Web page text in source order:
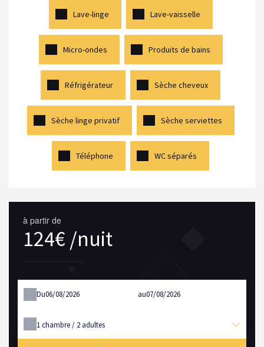
Lave-linge Lave-vaisselle
Micro-ondes Produits de bains
Réfrigérateur Sèche cheveux
Sèche linge privatif Sèche serviettes
Téléphone WC séparés
à partir de
124€ /nuit
Du au
1chambre / 2 adultes